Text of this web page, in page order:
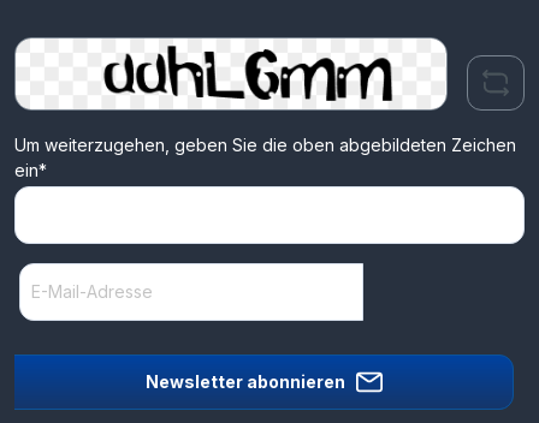
Um weiterzugehen, geben Sie die oben abgebildeten Zeichen
ein*
Newsletter abonnieren